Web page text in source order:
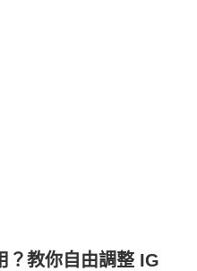
？教你自由調整 IG